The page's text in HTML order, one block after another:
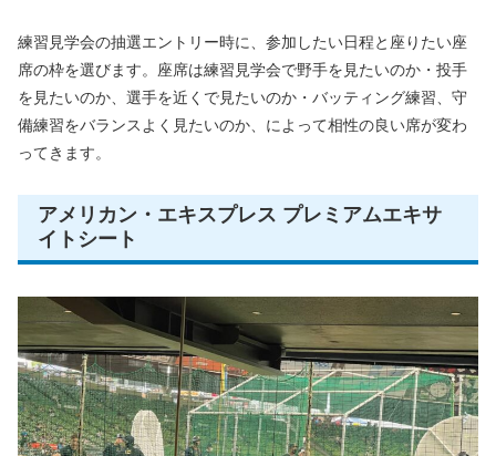
練習見学会の抽選エントリー時に、参加したい日程と座りたい座
席の枠を選びます。座席は練習見学会で野手を見たいのか・投手
を見たいのか、選手を近くで見たいのか・バッティング練習、守
備練習をバランスよく見たいのか、によって相性の良い席が変わ
ってきます。
アメリカン・エキスプレス プレミアムエキサ
イトシート